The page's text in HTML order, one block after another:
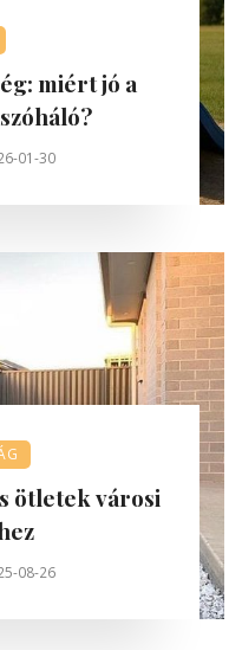
miért jó a
01-30
ötletek városi
08-26